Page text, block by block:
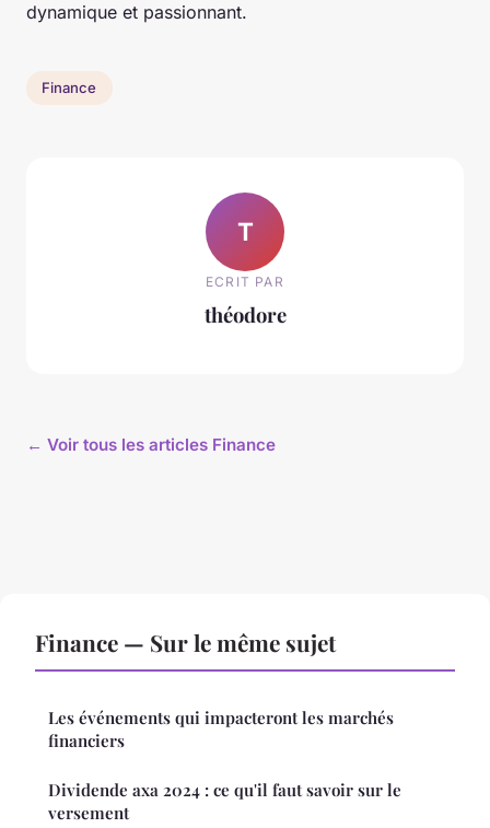
dynamique et passionnant.
Finance
T
ECRIT PAR
théodore
← Voir tous les articles Finance
Finance — Sur le même sujet
Les événements qui impacteront les marchés
financiers
Dividende axa 2024 : ce qu'il faut savoir sur le
versement